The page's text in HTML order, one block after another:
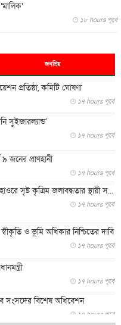
১৮ hours পূর্বে
জনপ্রিয়
প্রতিষ্ঠা, কমিটি ঘোষণা
১৭ hours পূর্বে
সুইজারল্যান্ড’
১৭ hours পূর্বে
জনের প্রাণহানী
১৭ hours পূর্বে
সৃষ্ট কৃত্রিম জলাবদ্ধতার স্থায়ী স...
১৭ hours পূর্বে
ও ভূমি অধিকার নিশ্চিতের দাবি
১৭ hours পূর্বে
১৭ hours পূর্বে
সংসদের বিশেষ অধিবেশন
১৭ hours পূর্বে